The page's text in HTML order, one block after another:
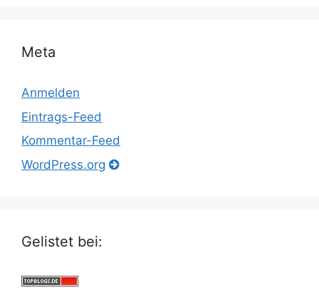
Meta
Anmelden
Eintrags-Feed
Kommentar-Feed
WordPress.org
Gelistet bei: